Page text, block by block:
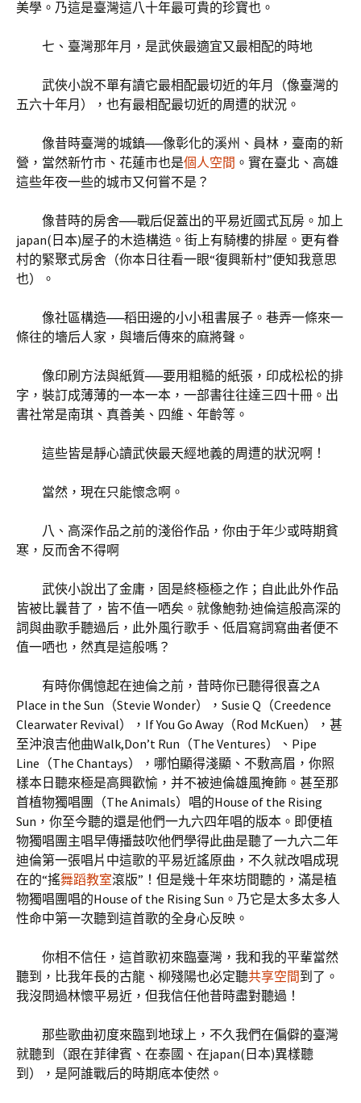
美學。乃這是臺灣這八十年最可貴的珍寶也。
七、臺灣那年月，是武俠最適宜又最相配的時地
武俠小說不單有讀它最相配最切近的年月（像臺灣的
五六十年月），也有最相配最切近的周遭的狀況。
像昔時臺灣的城鎮──像彰化的溪州、員林，臺南的新
營，當然新竹市、花蓮市也是個人空間 。實在臺北、高雄
這些年夜一些的城市又何嘗不是？
像昔時的房舍──戰后促蓋出的平易近國式瓦房。加上
japan(日本)屋子的木造構造。街上有騎樓的排屋。更有眷
村的緊聚式房舍（你本日往看一眼“復興新村”便知我意思
也）。
像社區構造──稻田邊的小小租書展子。巷弄一條來一
條往的墻后人家，與墻后傳來的麻將聲。
像印刷方法與紙質──要用粗糙的紙張，印成松松的排
字，裝訂成薄薄的一本一本，一部書往往達三四十冊。出
書社常是南琪、真善美、四維、年齡等。
這些皆是靜心讀武俠最天經地義的周遭的狀況啊！
當然，現在只能懷念啊。
八、高深作品之前的淺俗作品，你由于年少或時期貧
寒，反而舍不得啊
武俠小說出了金庸，固是終極極之作；自此此外作品
皆被比曩昔了，皆不值一哂矣。就像鮑勃·迪倫這般高深的
詞與曲歌手聽過后，此外風行歌手、低眉寫詞寫曲者便不
值一哂也，然真是這般嗎？
有時你偶憶起在迪倫之前，昔時你已聽得很喜之A
Place in the Sun（Stevie Wonder），Susie Q（Creedence
Clearwater Revival），If You Go Away（Rod McKuen），甚
至沖浪吉他曲Walk,Don’t Run（The Ventures）、Pipe
Line（The Chantays），哪怕顯得淺顯、不敷高眉，你照
樣本日聽來極是高興歡愉，并不被迪倫雄風掩飾。甚至那
首植物獨唱團（The Animals）唱的House of the Rising
Sun，你至今聽的還是他們一九六四年唱的版本。即便植
物獨唱團主唱早傳播鼓吹他們學得此曲是聽了一九六二年
迪倫第一張唱片中這歌的平易近謠原曲，不久就改唱成現
在的“搖舞蹈教室滾版”！但是幾十年來坊間聽的，滿是植
物獨唱團唱的House of the Rising Sun。乃它是太多太多人
性命中第一次聽到這首歌的全身心反映。
你相不信任，這首歌初來臨臺灣，我和我的平輩當然
聽到，比我年長的古龍、柳殘陽也必定聽共享空間到了。
我沒問過林懷平易近，但我信任他昔時盡對聽過！
那些歌曲初度來臨到地球上，不久我們在偏僻的臺灣
就聽到（跟在菲律賓、在泰國、在japan(日本)異樣聽
到），是阿誰戰后的時期底本使然。